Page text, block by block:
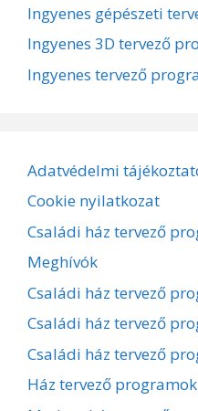
Ingyenes gépészeti
Ingyenes 3D tervező
Ingyenes tervező
Adatvédelmi
Cookie nyilatkozat
Családi ház tervező
Meghívók
Családi ház tervező
Családi ház tervező
Családi ház tervező
Ház tervező